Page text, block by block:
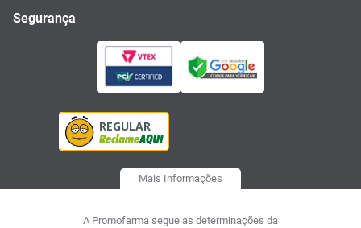
Segurança
Mais Informações
A Promofarma segue as determinações da